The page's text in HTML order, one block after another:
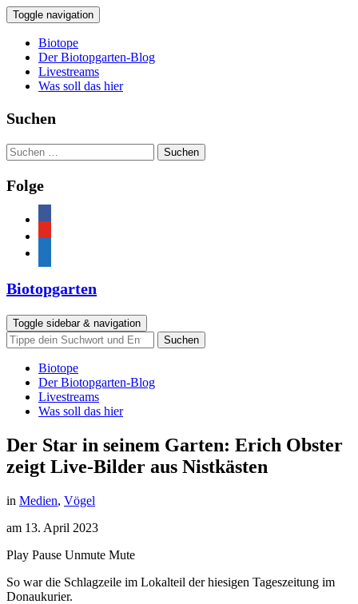
Toggle navigation
Biotope
Der Biotopgarten-Blog
Livestreams
Was soll das hier
Suchen
Suchen
nach:
Folge
Biotopgarten
Toggle sidebar & navigation
Biotope
Der Biotopgarten-Blog
Livestreams
Was soll das hier
Der Star in seinem Garten: Erich Obster
zeigt Live-Bilder aus Nistkästen
in Medien, Vögel
am 13. April 2023
Play Pause Unmute Mute
So war die Schlagzeile im Lokalteil der hiesigen Tageszeitung im
Donaukurier.